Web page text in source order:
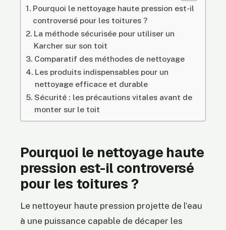
Pourquoi le nettoyage haute pression est-il
controversé pour les toitures ?
La méthode sécurisée pour utiliser un
Karcher sur son toit
Comparatif des méthodes de nettoyage
Les produits indispensables pour un
nettoyage efficace et durable
Sécurité : les précautions vitales avant de
monter sur le toit
Pourquoi le nettoyage haute
pression est-il controversé
pour les toitures ?
Le nettoyeur haute pression projette de l’eau
à une puissance capable de décaper les